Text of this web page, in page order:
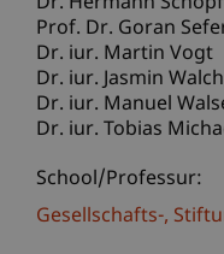
Prof. Dr. Goran
Dr. iur. Martin Vogt
Dr. iur. Jasmin Walch
Dr. iur. Manuel
Dr. iur. Tobias
School/Professur:
Gesellschafts-,